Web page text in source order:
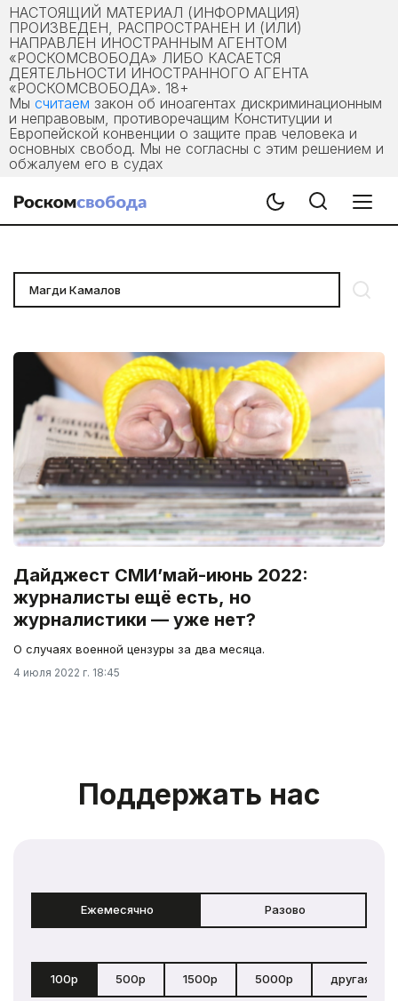
НАСТОЯЩИЙ МАТЕРИАЛ (ИНФОРМАЦИЯ)
ПРОИЗВЕДЕН, РАСПРОСТРАНЕН И (ИЛИ)
НАПРАВЛЕН ИНОСТРАННЫМ АГЕНТОМ
«РОСКОМСВОБОДА» ЛИБО КАСАЕТСЯ
ДЕЯТЕЛЬНОСТИ ИНОСТРАННОГО АГЕНТА
«РОСКОМСВОБОДА». 18+
Мы считаем закон об иноагентах дискриминационным
и неправовым, противоречащим Конституции и
Европейской конвенции о защите прав человека и
основных свобод. Мы не согласны с этим решением и
обжалуем его в судах
Дайджест СМИ’май-июнь 2022:
журналисты ещё есть, но
журналистики — уже нет?
О случаях военной цензуры за два месяца.
4 июля 2022 г. 18:45
Поддержать нас
Ежемесячно Разово
100р 500р 1500р 5000р другая